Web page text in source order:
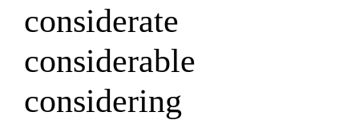
considerate
considerable
considering